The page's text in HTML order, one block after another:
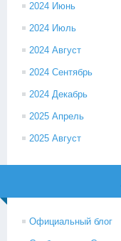
2024 Июнь
2024 Июль
2024 Август
2024 Сентябрь
2024 Декабрь
2025 Апрель
2025 Август
Официальный блог